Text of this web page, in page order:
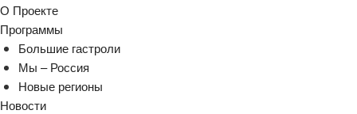
О Проекте
Программы
Большие гастроли
Мы – Россия
Новые регионы
Новости